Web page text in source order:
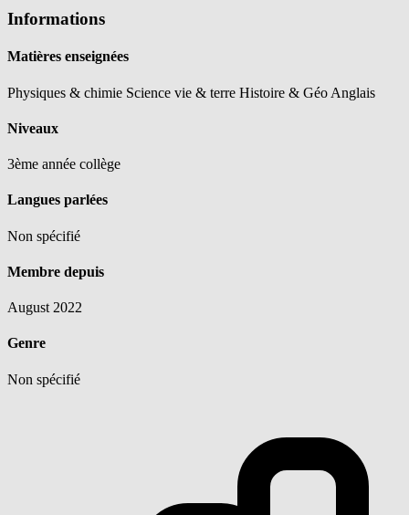
Informations
Matières enseignées
Physiques & chimie Science vie & terre Histoire & Géo Anglais
Niveaux
3ème année collège
Langues parlées
Non spécifié
Membre depuis
August 2022
Genre
Non spécifié